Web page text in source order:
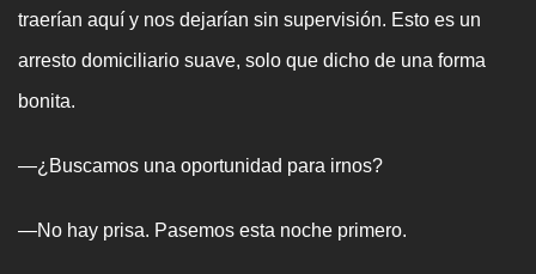
traerían aquí y nos dejarían sin supervisión. Esto es un
arresto domiciliario suave, solo que dicho de una forma
bonita.
—¿Buscamos una oportunidad para irnos?
—No hay prisa. Pasemos esta noche primero.